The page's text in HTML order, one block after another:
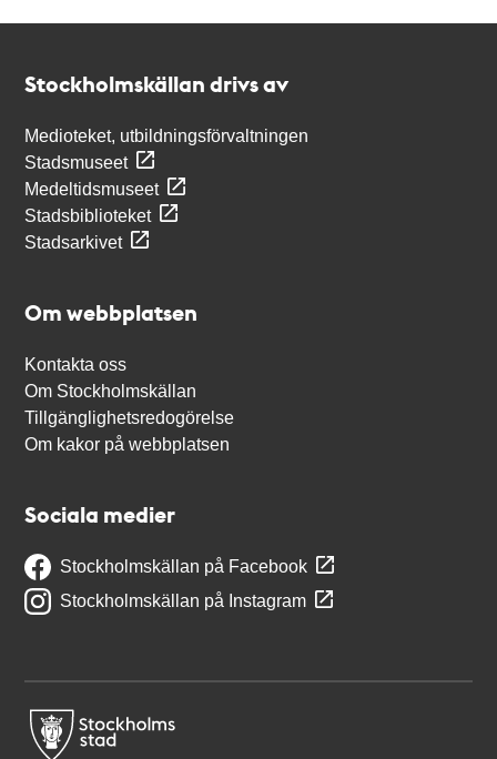
Stockholmskällan drivs av
Medioteket, utbildningsförvaltningen
Stadsmuseet
Medeltidsmuseet
Stadsbiblioteket
Stadsarkivet
Om webbplatsen
Kontakta oss
Om Stockholmskällan
Tillgänglighetsredogörelse
Om kakor på webbplatsen
Sociala medier
Stockholmskällan på Facebook
Stockholmskällan på Instagram